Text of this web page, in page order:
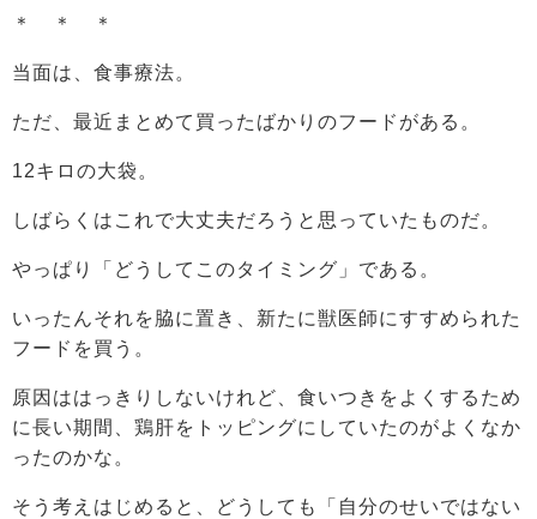
＊ ＊ ＊
当面は、食事療法。
ただ、最近まとめて買ったばかりのフードがある。
12キロの大袋。
しばらくはこれで大丈夫だろうと思っていたものだ。
やっぱり「どうしてこのタイミング」である。
いったんそれを脇に置き、新たに獣医師にすすめられた
フードを買う。
原因ははっきりしないけれど、食いつきをよくするため
に長い期間、鶏肝をトッピングにしていたのがよくなか
ったのかな。
そう考えはじめると、どうしても「自分のせいではない